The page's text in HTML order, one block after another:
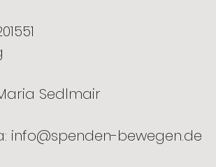
Sedlmair
info@spenden-bewegen.de